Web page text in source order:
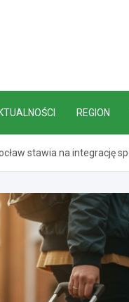
REGION
stawia na integrację